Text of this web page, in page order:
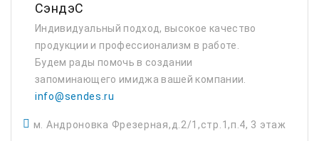
СэндэС
Индивидуальный подход, высокое качество
продукции и профессионализм в работе.
Будем рады помочь в создании
запоминающего имиджа вашей компании.
info@sendes.ru
м. Андроновка Фрезерная,д.2/1,стр.1,п.4, 3 этаж